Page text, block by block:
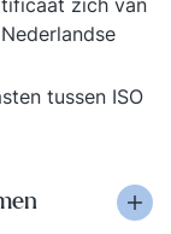
zich van
tussen ISO